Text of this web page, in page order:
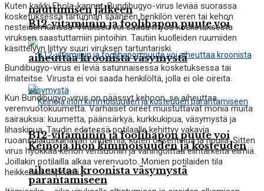
B12-vitamiinin ja foolihapon puute voi
aiheuttaa kroonista väsymystä
Keinoja ihon kimmoisuuden ja kosteuden
parantamiseen
nauttimisen jälkeen
B12-vitamiinin ja foolihapon puute voi
aiheuttaa kroonista väsymystä
Kuten kaikki Ebola-kannat, Bundibugyo-virus leviää suorassa
kosketuksessa tartunnan saaneen henkilön veren tai kehon
nesteiden kanssa. Viruksen voi saada myös kosketuksesta
viruksen saastuttamiin pintoihin. Tautiin kuolleiden ruumiiden
käsittelyyn liittyy suuri viruksen tartuntariski.
Bundibugyo-virus ei leviä satunnaisessa kosketuksessa tai
ilmateitse. Virusta ei voi saada henkilöltä, jolla ei ole oireita.
Kun Bundibugyo-virus on päässyt kehoon, se aiheuttaa
verenvuotokuumetta. Varhaiset oireet muistuttavat monia muita
sairauksia: kuumetta, päänsärkyä, kurkkukipua, väsymystä ja
lihaskipua. Taudin edetessä potilaalle kehittyy vakavia
ruoansulatuskanavan ongelmia, kuten oksentelua ja ripulia. Sitten
virus hyökkää kehon verisuoniin ja vahingoittaa elintärkeitä elimiä.
Joillakin potilailla alkaa verenvuoto. Monien potilaiden tila
heikkenee nopeasti.